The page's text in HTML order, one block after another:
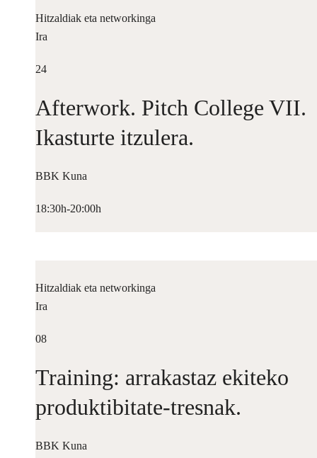
Hitzaldiak eta networkinga
Ira
24
Afterwork. Pitch College VII.
Ikasturte itzulera.
BBK Kuna
18:30h-20:00h
Hitzaldiak eta networkinga
Ira
08
Training: arrakastaz ekiteko
produktibitate-tresnak.
BBK Kuna